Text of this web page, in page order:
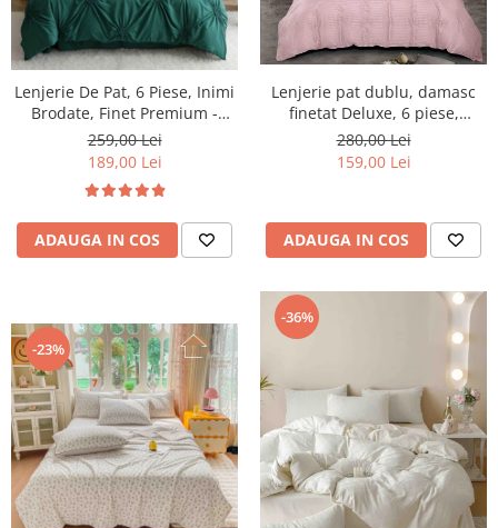
Lenjerie De Pat, 6 Piese, Inimi
Brodate, Finet Premium -
Verde
259,00 Lei
189,00 Lei
ADAUGA IN COS
Lenjerie pat dublu, damasc
finetat Deluxe, 6 piese,
cearceaf pat cu elastic, Roz,
RS34
280,00 Lei
159,00 Lei
ADAUGA IN COS
-23%
-36%